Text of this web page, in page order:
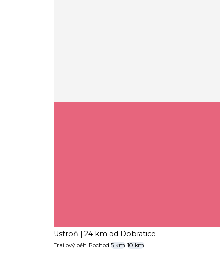
Ustroń | 24 km od Dobratice
Trailový běh Pochod 5 km 10 km